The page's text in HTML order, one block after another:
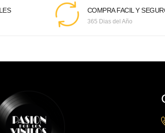
COMPRA FACIL Y
365 Dias del Año